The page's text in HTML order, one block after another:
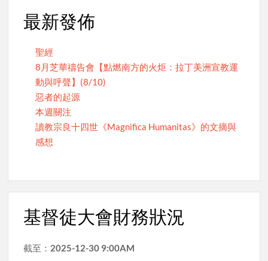
最新發佈
聖經
8月芝華禱告會【點燃南方的火炬：拉丁美洲宣教運
動與呼聲】(8/10)
惡者的起源
本週關注
讀教宗良十四世《Magnifica Humanitas》的文摘與
感想
基督徒大會財務狀況
截至： 2025-12-30 9:00AM